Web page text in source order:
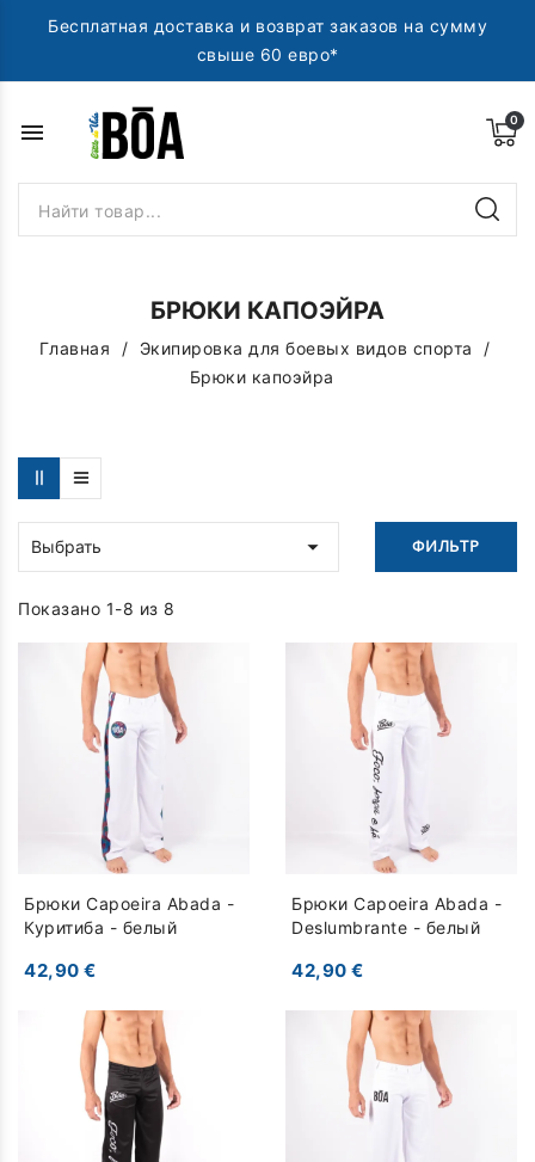
Бесплатная доставка и возврат заказов на сумму
свыше 60 евро*
menu
БРЮКИ КАПОЭЙРА
Главная
Экипировка для боевых видов спорта
Брюки капоэйра
Выбрать  ФИЛЬТР
Показано 1-8 из 8
Брюки Capoeira Abada -
Куритиба - белый
42,90 €
Брюки Capoeira Abada -
Deslumbrante - белый
42,90 €